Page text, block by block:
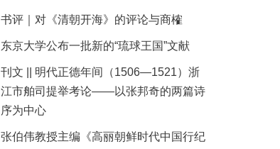
书评｜对《清朝开海》的评论与商榷
东京大学公布一批新的“琉球王国”文献
刊文 || 明代正德年间（1506—1521）浙
江市舶司提举考论——以张邦奇的两篇诗
序为中心
张伯伟教授主编《高丽朝鲜时代中国行纪